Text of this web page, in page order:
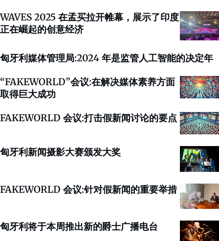
WAVES 2025 在孟买拉开帷幕，展示了印度
正在崛起的创意经济
匈牙利媒体管理局:2024 年是监管人工智能的决定年
“FAKEWORLD”会议:在解决媒体素养方面
取得巨大成功
FAKEWORLD 会议:打击假新闻讨论的要点
匈牙利新闻摄影大赛颁发大奖
FAKEWORLD 会议:针对假新闻的重要举措
匈牙利将于本周推出新的爵士广播电台